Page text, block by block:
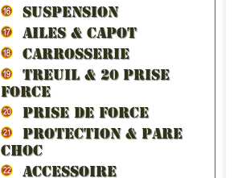
SUSPENSION
AILES & CAPOT
CARROSSERIE
TREUIL & 20 prise
force
PRISE DE FORCE
PROTECTION & PARE
CHOC
ACCESSOIRE